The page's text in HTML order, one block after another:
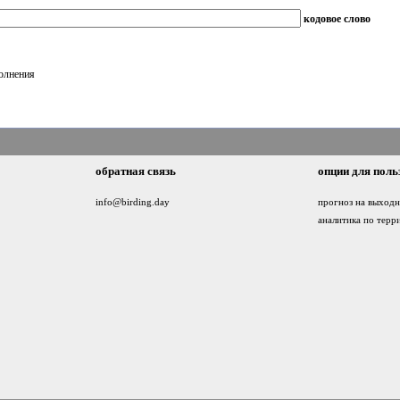
кодовое слово
обратная связь
info@birding.day
опции для
прогноз на
аналитика по